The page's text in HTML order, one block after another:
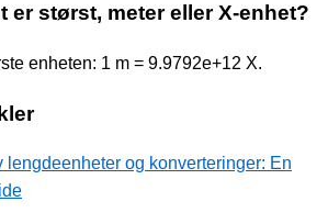
er størst, meter eller X-enhet?
enheten: 1 m = 9.9792e+12 X.
lengdeenheter og konverteringer: En